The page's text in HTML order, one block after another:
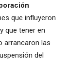
que influyeron
que tener en
arrancaron las
del